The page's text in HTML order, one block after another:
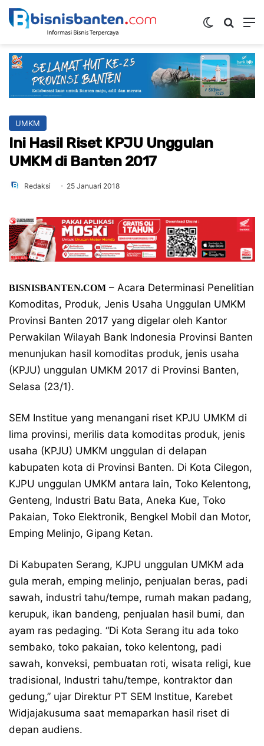
Switch skin
UMKM
Ini Hasil Riset KPJU Unggulan
UMKM di Banten 2017
Redaksi 25 Januari 2018
BISNISBANTEN.COM – Acara Determinasi Penelitian
Komoditas, Produk, Jenis Usaha Unggulan UMKM
Provinsi Banten 2017 yang digelar oleh Kantor
Perwakilan Wilayah Bank Indonesia Provinsi Banten
menunjukan hasil komoditas produk, jenis usaha
(KPJU) unggulan UMKM 2017 di Provinsi Banten,
Selasa (23/1).
SEM Institue yang menangani riset KPJU UMKM di
lima provinsi, merilis data komoditas produk, jenis
usaha (KPJU) UMKM unggulan di delapan
kabupaten kota di Provinsi Banten. Di Kota Cilegon,
KJPU unggulan UMKM antara lain, Toko Kelentong,
Genteng, Industri Batu Bata, Aneka Kue, Toko
Pakaian, Toko Elektronik, Bengkel Mobil dan Motor,
Emping Melinjo, Gipang Ketan.
Di Kabupaten Serang, KJPU unggulan UMKM ada
gula merah, emping melinjo, penjualan beras, padi
sawah, industri tahu/tempe, rumah makan padang,
kerupuk, ikan bandeng, penjualan hasil bumi, dan
ayam ras pedaging. “Di Kota Serang itu ada toko
sembako, toko pakaian, toko kelentong, padi
sawah, konveksi, pembuatan roti, wisata religi, kue
tradisional, Industri tahu/tempe, kontraktor dan
gedung,” ujar Direktur PT SEM Institue, Karebet
Widjajakusuma saat memaparkan hasil riset di
depan audiens.